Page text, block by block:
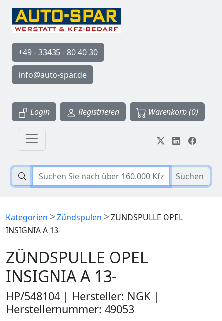
+49 - 33435 - 80 40 30
info@auto-spar.de
Login Registrieren Warenkorb (0)
Suchen
Kategorien >Zündspulen >ZÜNDSPULLE OPEL
INSIGNIA A 13-
ZÜNDSPULLE OPEL
INSIGNIA A 13-
HP/548104 | Hersteller: NGK |
Herstellernummer: 49053